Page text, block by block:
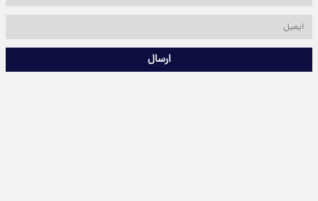
ارسال